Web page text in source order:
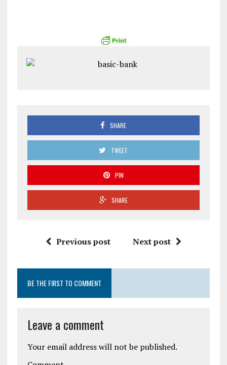
SHARE
TWEET
PIN
SHARE
Previous post Next post
BE THE FIRST TO COMMENT
Leave a comment
Your email address will not be published.